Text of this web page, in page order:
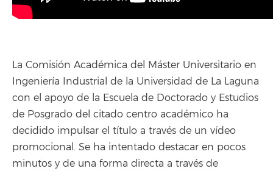
La Comisión Académica del Máster Universitario en
Ingeniería Industrial de la Universidad de La Laguna
con el apoyo de la Escuela de Doctorado y Estudios
de Posgrado del citado centro académico ha
decidido impulsar el título a través de un vídeo
promocional. Se ha intentado destacar en pocos
minutos y de una forma directa a través de